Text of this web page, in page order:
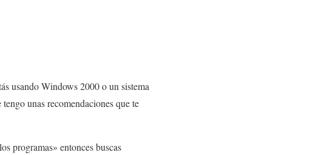
usando Windows 2000 o un sistema
unas recomendaciones que te
programas» entonces buscas